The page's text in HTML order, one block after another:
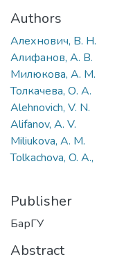
Authors
Алехнович, В. Н.
Алифанов, А. В.
Милюкова, А. М.
Толкачева, О. А.
Alehnovich, V. N.
Alifanov, A. V.
Miliukova, A. M.
Tolkachova, O. A.,
Publisher
БарГУ
Abstract